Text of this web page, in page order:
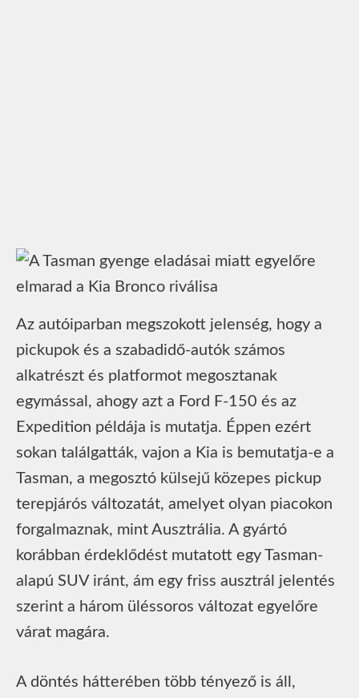
Az autóiparban megszokott jelenség, hogy a
pickupok és a szabadidő-autók számos
alkatrészt és platformot megosztanak
egymással, ahogy azt a Ford F-150 és az
Expedition példája is mutatja. Éppen ezért
sokan találgatták, vajon a Kia is bemutatja-e a
Tasman, a megosztó külsejű közepes pickup
terepjárós változatát, amelyet olyan piacokon
forgalmaznak, mint Ausztrália. A gyártó
korábban érdeklődést mutatott egy Tasman-
alapú SUV iránt, ám egy friss ausztrál jelentés
szerint a három üléssoros változat egyelőre
várat magára.
A döntés hátterében több tényező is áll,